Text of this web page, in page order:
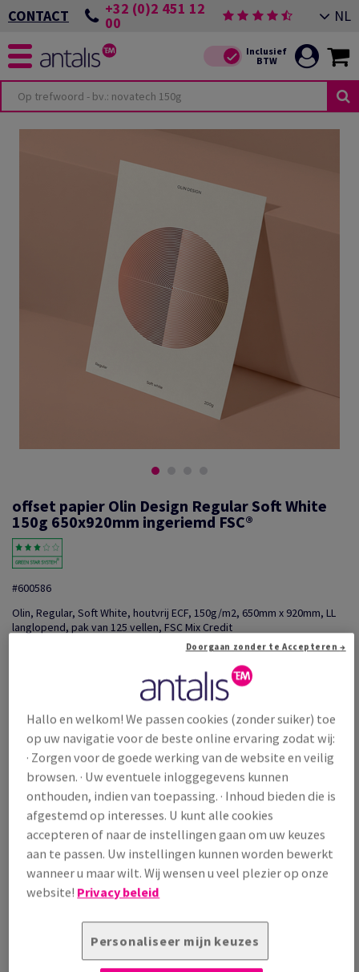
CONTACT +32 (0)2 451 12
00 NL
offset papier Olin Design Regular Soft White
150g 650x920mm ingeriemd FSC®
#600586
Olin, Regular, Soft White, houtvrij ECF, 150g/m2, 650mm x 920mm, LL
langlopend, pak van 125 vellen, FSC Mix Credit
Delen via e-mail
Promotie: Tijdelijke aanbieding! Tot wel 20% korting o...
Prijs incl. BTW
€ 1 236,57 22,21% OFF
Promoprijs incl. BTW
€ 961,91
(89,7 kg )
OP VOORRAAD
Verpakkingsaantallen
Pak
Hallo en welkom! We passen cookies (zonder suiker) toe
op uw navigatie voor de beste online ervaring zodat wij:
· Zorgen voor de goede werking van de website en veilig
browsen. · Uw eventuele inloggegevens kunnen
onthouden, indien van toepassing. · Inhoud bieden die is
afgestemd op interesses. U kunt alle cookies
accepteren of naar de instellingen gaan om uw keuzes
aan te passen. Uw instellingen kunnen worden bewerkt
wanneer u maar wilt. Wij wensen u veel plezier op onze
website! Privacy beleid
Personaliseer mijn keuzes
Doorgaan zonder te Accepteren →